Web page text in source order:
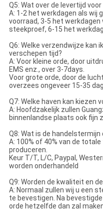
Q5: Wat over de levertijd
A: 1-2 het werkdagen als
voorraad, 3-5 het
steekproef, 6-15 het
Q6: Welke verzendwijze kan
verschepen tijd?
A: Voor kleine orde, door
EMS enz., over 3-7days.
Voor grote orde, door de
overzees ongeveer 15-35
Q7: Welke haven kan kiezen
A: Hoofdzakelijk zullen
binnenlandse plaats ook fijn
Q8: Wat is de
A: 100% of 40% van de
produceren.
Keur T/T, L/C, Paypal,
worden onderhandeld
Q9: Worden de kwaliteit en
A: Normaal zullen wij u een
te bevestigen. Na
orde hetzelfde dan zal